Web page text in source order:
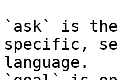
`ask` is
specific,
language.